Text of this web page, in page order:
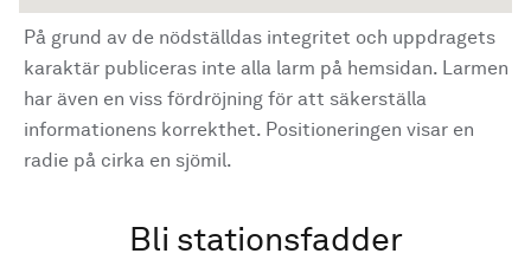
På grund av de nödställdas integritet och uppdragets
karaktär publiceras inte alla larm på hemsidan. Larmen
har även en viss fördröjning för att säkerställa
informationens korrekthet. Positioneringen visar en
radie på cirka en sjömil.
Bli stationsfadder